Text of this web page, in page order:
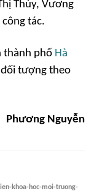
Thúy, Vương
tác.
thành phố Hà
tượng theo
Phương Nguyễn
khoa-hoc-moi-truong-